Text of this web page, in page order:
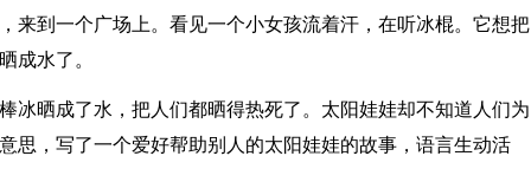
来到一个广场上。看见一个小女孩流着汗，在听冰棍。它想把
成水了。
冰晒成了水，把人们都晒得热死了。太阳娃娃却不知道人们为
思，写了一个爱好帮助别人的太阳娃娃的故事，语言生动活